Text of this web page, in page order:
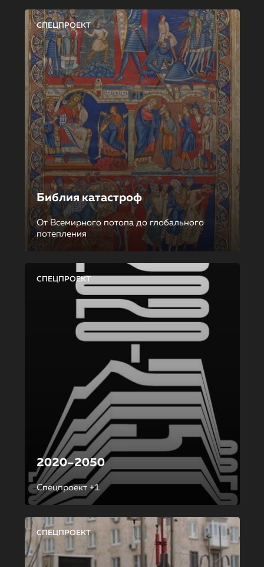
СПЕЦПРОЕКТ
Библия катастроф
От Всемирного потопа до глобального
потепления
СПЕЦПРОЕКТ
2020–2050
Спецпроект +1
СПЕЦПРОЕКТ